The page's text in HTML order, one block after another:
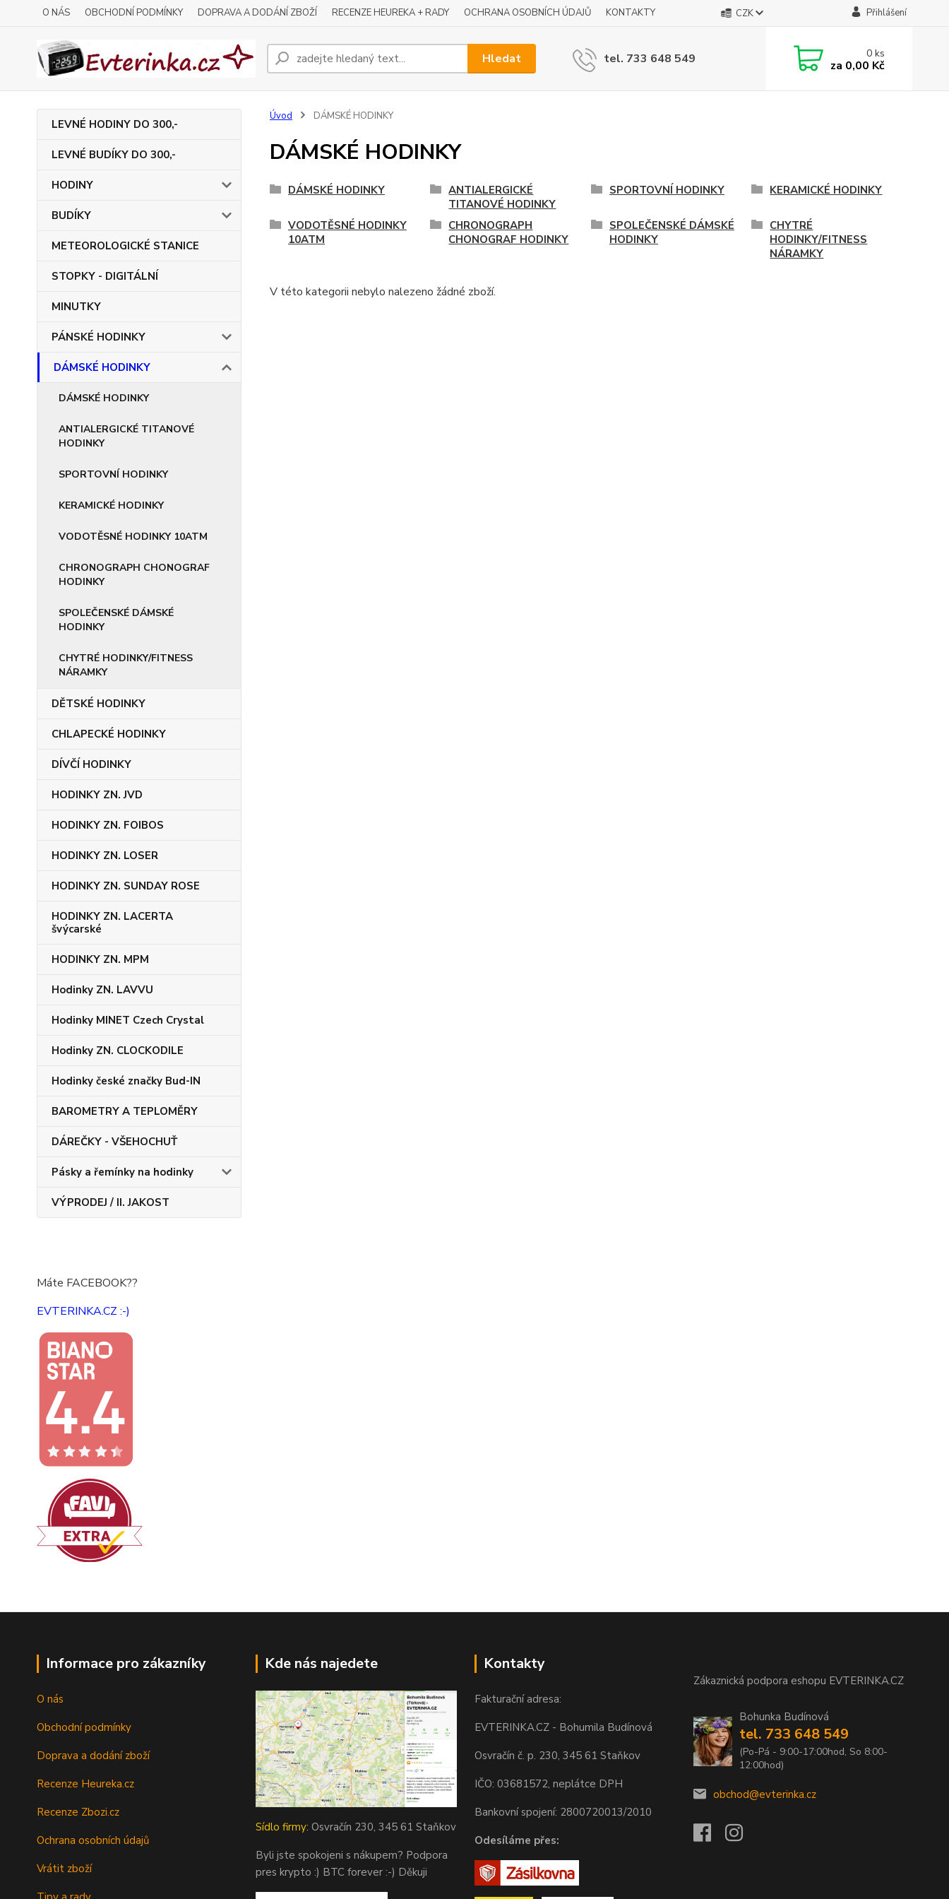
O NÁS OBCHODNÍ PODMÍNKY DOPRAVA A DODÁNÍ ZBOŽÍ RECENZE HEUREKA + RADY OCHRANA OSOBNÍCH ÚDAJŮ KONTAKTY CZK Přihlášení
Hledat tel. 733 648 549 0ks
za 0,00 Kč
LEVNÉ HODINY DO 300,-
LEVNÉ BUDÍKY DO 300,-
HODINY
BUDÍKY
METEOROLOGICKÉ STANICE
STOPKY - DIGITÁLNÍ
MINUTKY
PÁNSKÉ HODINKY
DÁMSKÉ HODINKY
DÁMSKÉ HODINKY
ANTIALERGICKÉ TITANOVÉ
HODINKY
SPORTOVNÍ HODINKY
KERAMICKÉ HODINKY
VODOTĚSNÉ HODINKY 10ATM
CHRONOGRAPH CHONOGRAF
HODINKY
SPOLEČENSKÉ DÁMSKÉ
HODINKY
CHYTRÉ HODINKY/FITNESS
NÁRAMKY
DĚTSKÉ HODINKY
CHLAPECKÉ HODINKY
DÍVČÍ HODINKY
HODINKY ZN. JVD
HODINKY ZN. FOIBOS
HODINKY ZN. LOSER
HODINKY ZN. SUNDAY ROSE
HODINKY ZN. LACERTA
švýcarské
HODINKY ZN. MPM
Hodinky ZN. LAVVU
Hodinky MINET Czech Crystal
Hodinky ZN. CLOCKODILE
Hodinky české značky Bud-IN
BAROMETRY A TEPLOMĚRY
DÁREČKY - VŠEHOCHUŤ
Pásky a řemínky na hodinky
VÝPRODEJ / II. JAKOST
Máte FACEBOOK??
EVTERINKA.CZ :-)
Úvod DÁMSKÉ HODINKY
DÁMSKÉ HODINKY
DÁMSKÉ HODINKY
ANTIALERGICKÉ
TITANOVÉ HODINKY
SPORTOVNÍ HODINKY KERAMICKÉ HODINKY
VODOTĚSNÉ HODINKY
10ATM
CHRONOGRAPH
CHONOGRAF HODINKY
SPOLEČENSKÉ DÁMSKÉ
HODINKY
CHYTRÉ
HODINKY/FITNESS
NÁRAMKY
V této kategorii nebylo nalezeno žádné zboží.
Informace pro zákazníky
O nás
Obchodní podmínky
Doprava a dodání zboží
Recenze Heureka.cz
Recenze Zbozi.cz
Ochrana osobních údajů
Vrátit zboží
Kde nás najedete
Sídlo firmy: Osvračín 230, 345 61 Staňkov
Byli jste spokojeni s nákupem? Podpora
pres krypto :) BTC forever :-) Děkuji
Kontakty
Fakturační adresa:
EVTERINKA.CZ - Bohumila Budínová
Osvračín č. p. 230, 345 61 Staňkov
IČO: 03681572, neplátce DPH
Bankovní spojení: 2800720013/2010
Odesíláme přes:
Zákaznická podpora eshopu EVTERINKA.CZ
Bohunka Budínová
tel. 733 648 549
(Po-Pá - 9:00-17:00hod, So 8:00-
12:00hod)
obchod@evterinka.cz